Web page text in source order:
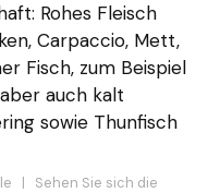
Rohes Fleisch
Carpaccio, Mett,
Fisch, zum Beispiel
auch kalt
sowie Thunfisch
| Sehen Sie sich die